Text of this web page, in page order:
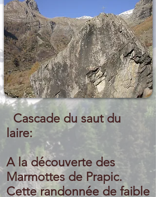
Cascade du saut du
laire:
A la découverte des
Marmottes de Prapic.
Cette randonnée de faible